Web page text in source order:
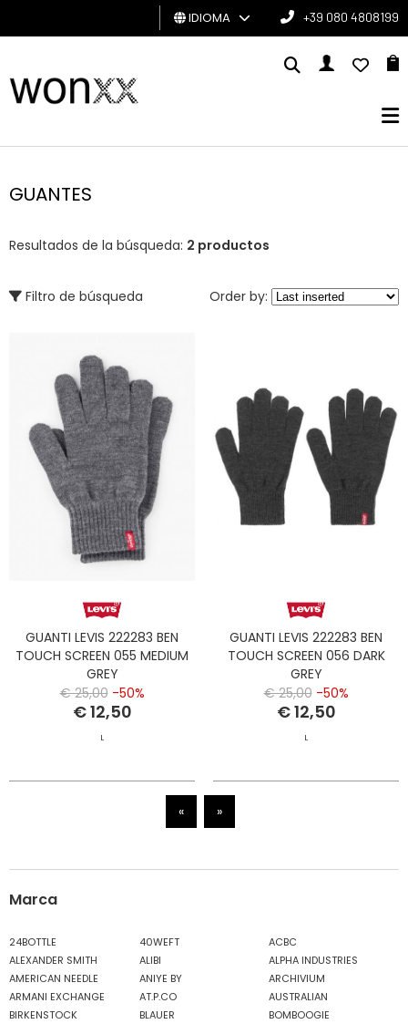
HOMBRE
DE
BRAND
IDIOMA +39 080 4808199
GUANTES
Resultados de la búsqueda: 2 productos
Filtro de búsqueda Order by:
GUANTI LEVIS 222283 BEN
TOUCH SCREEN 055 MEDIUM
GREY
€ 25,00 -50%
€ 12,50
L
GUANTI LEVIS 222283 BEN
TOUCH SCREEN 056 DARK
GREY
€ 25,00 -50%
€ 12,50
L
« »
Marca
24BOTTLE 40WEFT
ACBC
ALEXANDER SMITH
ALIBI
ALPHA INDUSTRIES
AMERICAN NEEDLE
ANIYE BY
ARCHIVIUM
ARMANI EXCHANGE
AT.P.CO
AUSTRALIAN
BIRKENSTOCK
BLAUER
BOMBOOGIE